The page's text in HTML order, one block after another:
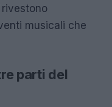
musicali che
parti del